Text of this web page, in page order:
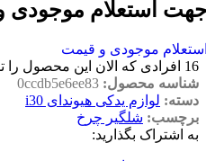
استعلام موجودی
موجودی و قیمت
16 افرادی که الان این محصول را
شناسه محصول: 0ccdb5e6ee83
دسته: لوازم یدکی هیوندای i30
برچسب: شلگیر چرخ
به اشتراک بگذارید: